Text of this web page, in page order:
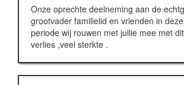
Onze oprechte deelneming aan de
grootvader familielid en vrienden in
periode wij rouwen met jullie mee met
verlies ,veel sterkte .